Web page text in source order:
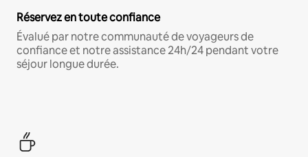
Réservez en toute confiance
Évalué par notre communauté de voyageurs de
confiance et notre assistance 24h/24 pendant votre
séjour longue durée.